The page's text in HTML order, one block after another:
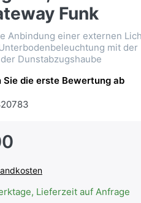
Funk
Anbindung einer externen
mit der
Dunstabzugshaube
Sie die erste Bewertung ab
Lieferzeit auf Anfrage